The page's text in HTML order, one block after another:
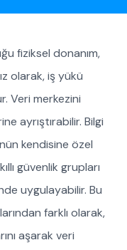
fiziksel donanım,
olarak, iş yükü
Veri merkezini
ayrıştırabilir. Bilgi
kendisine özel
güvenlik grupları
uygulayabilir. Bu
farklı olarak,
aşarak veri